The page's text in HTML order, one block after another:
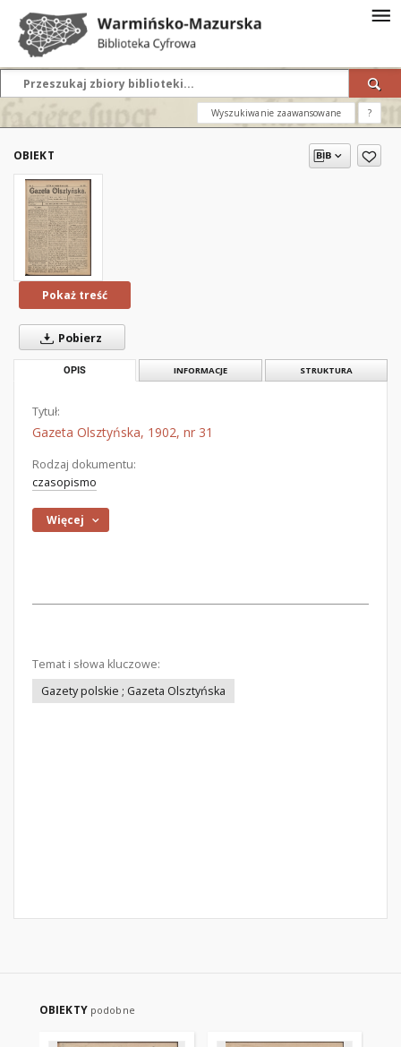
Wyszukiwanie zaawansowane ?
OBIEKT
Pokaż treść
Pobierz
OPIS INFORMACJE STRUKTURA
Tytuł:
Gazeta Olsztyńska, 1902, nr 31
Rodzaj dokumentu:
czasopismo
Więcej
Temat i słowa kluczowe:
Gazety polskie ; Gazeta Olsztyńska
OBIEKTY podobne